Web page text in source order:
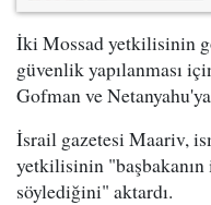
İki Mossad yetkilisinin
güvenlik yapılanması
Gofman ve
İsrail gazetesi Maariv,
yetkilisinin
söylediğini" aktardı.